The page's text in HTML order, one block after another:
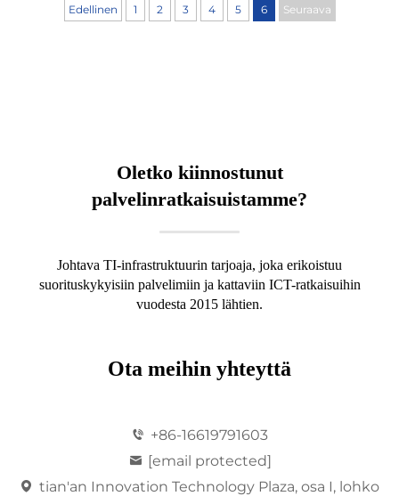
Edellinen 1 2 3 4 5 6 Seuraava
Oletko kiinnostunut
palvelinratkaisuistamme?
Johtava TI-infrastruktuurin tarjoaja, joka erikoistuu
suorituskykyisiin palvelimiin ja kattaviin ICT-ratkaisuihin
vuodesta 2015 lähtien.
Ota meihin yhteyttä
+86-16619791603
[email protected]
tian'an Innovation Technology Plaza, osa I, lohko